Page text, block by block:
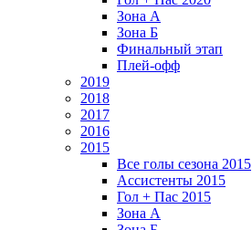
Зона А
Зона Б
Финальный этап
Плей-офф
2019
2018
2017
2016
2015
Все голы сезона 2015
Ассистенты 2015
Гол + Пас 2015
Зона А